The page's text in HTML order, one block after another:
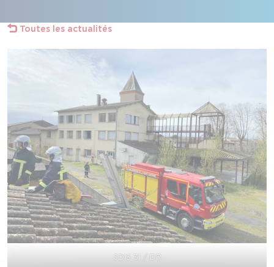
Toutes les actualités
SDIS 31 / DR